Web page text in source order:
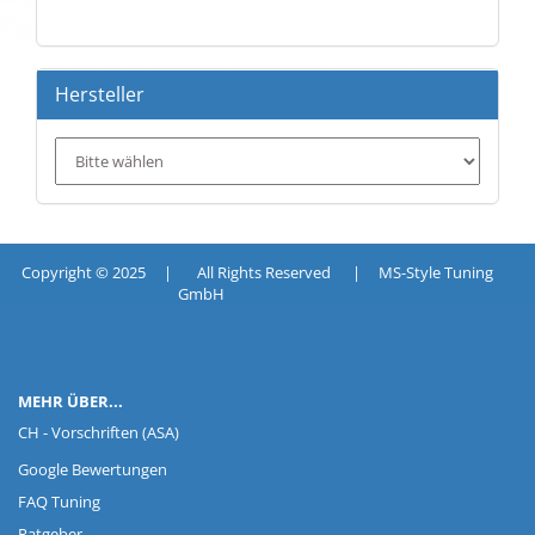
EIN.
Hersteller
Copyright © 2025 | All Rights Reserved | MS-Style Tuning
GmbH
MEHR ÜBER...
CH - Vorschriften (ASA)
Google Bewertungen
FAQ Tuning